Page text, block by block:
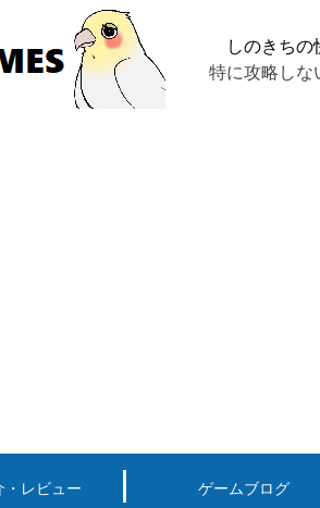
しのきち
特に攻略しな
・レビュー ゲームブログ